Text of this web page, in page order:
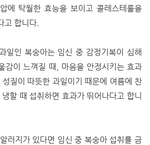
에 탁월한 효능을 보이고 콜레스테롤을
고 합니다.
일인 복숭아는 임신 중 감정기복이 심해
감이 느껴질 때, 마음을 안정시키는 효과
질이 따뜻한 과일이기 때문에 여름에 찬
할 때 섭취하면 효과가 뛰어나다고 합니
러지가 있다면 임신 중 복숭아 섭취를 금